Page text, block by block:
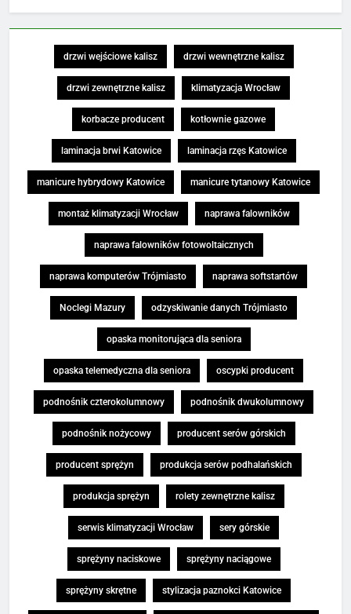
drzwi wejściowe kalisz drzwi wewnętrzne kalisz
drzwi zewnętrzne kalisz klimatyzacja Wrocław
korbacze producent kotłownie gazowe
laminacja brwi Katowice laminacja rzęs Katowice
manicure hybrydowy Katowice manicure tytanowy Katowice
montaż klimatyzacji Wrocław naprawa falowników
naprawa falowników fotowoltaicznych
naprawa komputerów Trójmiasto naprawa softstartów
Noclegi Mazury odzyskiwanie danych Trójmiasto
opaska monitorująca dla seniora
opaska telemedyczna dla seniora oscypki producent
podnośnik czterokolumnowy podnośnik dwukolumnowy
podnośnik nożycowy producent serów górskich
producent sprężyn produkcja serów podhalańskich
produkcja sprężyn rolety zewnętrzne kalisz
serwis klimatyzacji Wrocław sery górskie
sprężyny naciskowe sprężyny naciągowe
sprężyny skrętne stylizacja paznokci Katowice